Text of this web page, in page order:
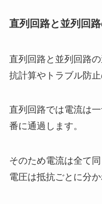
直列回路と並列回
直列回路と並列回路
抗計算やトラブル防止
直列回路では電流は
番に通過します。
そのため電流は全て
電圧は抵抗ごとに分か